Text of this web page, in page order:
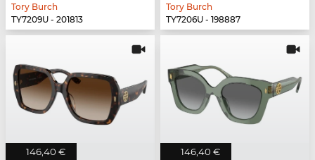
Tory Burch
TY7209U - 201813
Tory Burch
TY7206U - 198887
146,40 € 146,40 €